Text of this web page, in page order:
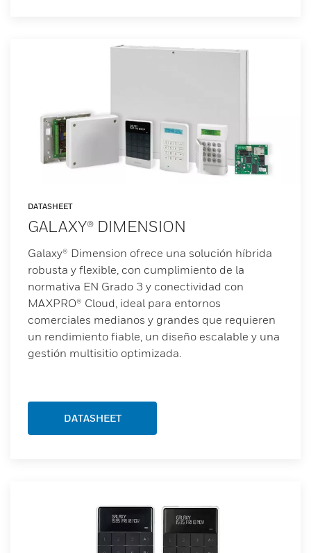
DATASHEET
GALAXY® DIMENSION
Galaxy® Dimension ofrece una solución híbrida
robusta y flexible, con cumplimiento de la
normativa EN Grado 3 y conectividad con
MAXPRO® Cloud, ideal para entornos
comerciales medianos y grandes que requieren
un rendimiento fiable, un diseño escalable y una
gestión multisitio optimizada.
DATASHEET